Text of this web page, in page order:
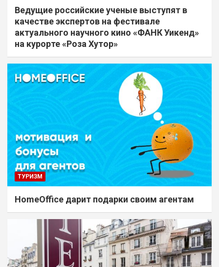
Ведущие российские ученые выступят в
качестве экспертов на фестивале
актуального научного кино «ФАНК Уикенд»
на курорте «Роза Хутор»
ТУРИЗМ
HomeOffice дарит подарки своим агентам